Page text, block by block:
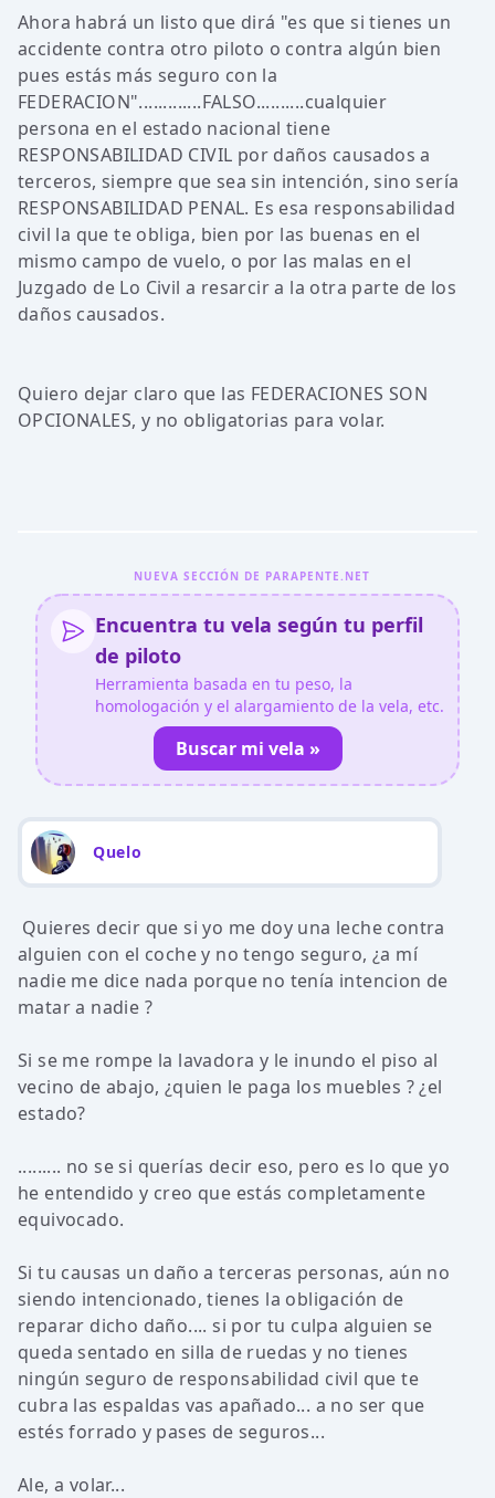
Ahora habrá un listo que dirá "es que si tienes un
accidente contra otro piloto o contra algún bien
pues estás más seguro con la
FEDERACION".............FALSO..........cualquier
persona en el estado nacional tiene
RESPONSABILIDAD CIVIL por daños causados a
terceros, siempre que sea sin intención, sino sería
RESPONSABILIDAD PENAL. Es esa responsabilidad
civil la que te obliga, bien por las buenas en el
mismo campo de vuelo, o por las malas en el
Juzgado de Lo Civil a resarcir a la otra parte de los
daños causados.
Quiero dejar claro que las FEDERACIONES SON
OPCIONALES, y no obligatorias para volar.
NUEVA SECCIÓN DE PARAPENTE.NET
Encuentra tu vela según tu perfil
de piloto
Herramienta basada en tu peso, la
homologación y el alargamiento de la vela, etc.
Buscar mi vela »
Quelo
Quieres decir que si yo me doy una leche contra
alguien con el coche y no tengo seguro, ¿a mí
nadie me dice nada porque no tenía intencion de
matar a nadie ?
Si se me rompe la lavadora y le inundo el piso al
vecino de abajo, ¿quien le paga los muebles ? ¿el
estado?
......... no se si querías decir eso, pero es lo que yo
he entendido y creo que estás completamente
equivocado.
Si tu causas un daño a terceras personas, aún no
siendo intencionado, tienes la obligación de
reparar dicho daño.... si por tu culpa alguien se
queda sentado en silla de ruedas y no tienes
ningún seguro de responsabilidad civil que te
cubra las espaldas vas apañado... a no ser que
estés forrado y pases de seguros...
Ale, a volar...